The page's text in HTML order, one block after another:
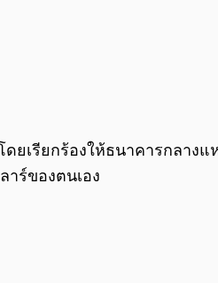
ยเรียกร้องให้ธนาคารกลางแ
ร์ของตนเอง